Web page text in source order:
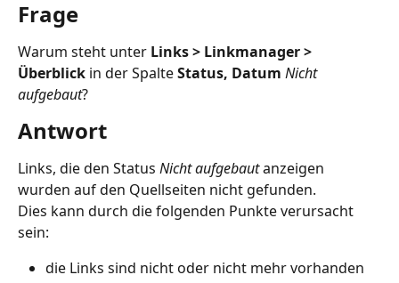
Frage
Warum steht unter Links > Linkmanager >
Überblick in der Spalte Status, Datum Nicht
aufgebaut?
Antwort
Links, die den Status Nicht aufgebaut anzeigen
wurden auf den Quellseiten nicht gefunden.
Dies kann durch die folgenden Punkte verursacht
sein:
die Links sind nicht oder nicht mehr vorhanden